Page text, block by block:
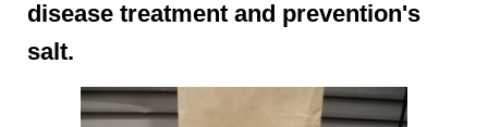
disease treatment and prevention's
salt.